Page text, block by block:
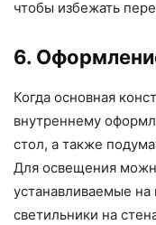
чтобы избежать
6.
Когда основная
внутреннему
стол, а также
Для освещения
устанавливаемые
светильники на